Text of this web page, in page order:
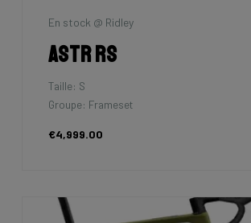
En stock @ Ridley
Astr RS
Taille: S
Groupe: Frameset
€4,999.00